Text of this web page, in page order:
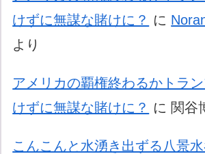
けずに無謀な賭けに？ に
より
アメリカの覇権終わるかトラン
けずに無謀な賭けに？ に 関谷
こんこんと水湧き出ずる八景